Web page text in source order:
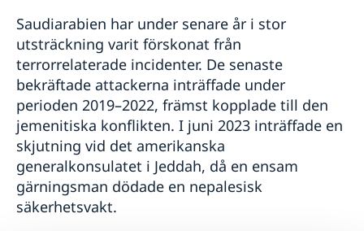
Pass, ID-kort och körkort i Saudiarabien
Förlust av pass
Förnyelse av pass för vuxna
Förnyelse av pass för barn under 18 år
Ansökan om pass för barn under 18 år
Provisoriskt pass
Nationellt id-kort
Förnyelse av körkort
Medborgarskapsfrågor
Anmälan av nyfött barn i utlandet
Samordningsnummer
Namnändring
Ambassadens reseinformation
Aktuella händelser
Allmänna säkerhetsläget
Terrorism
Naturförhållanden och katastrofer
In- och utresebestämmelser
Hälso- och sjukvård
Lokala lagar och sedvänjor
Kriminalitet och personlig säkerhet
Trafiksäkerhet
Saudiarabien har under senare år i stor
utsträckning varit förskonat från
terrorrelaterade incidenter. De senaste
bekräftade attackerna inträffade under
perioden 2019–2022, främst kopplade till den
jemenitiska konflikten. I juni 2023 inträffade en
skjutning vid det amerikanska
generalkonsulatet i Jeddah, då en ensam
gärningsman dödade en nepalesisk
säkerhetsvakt.